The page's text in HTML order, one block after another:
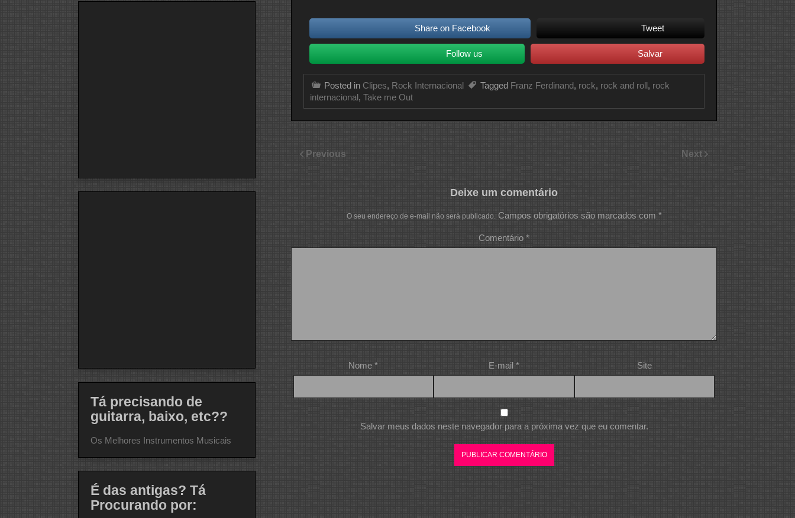
Share on Facebook Tweet
Follow us Salvar
Posted in Clipes, Rock Internacional Tagged Franz Ferdinand, rock, rock and roll, rock
internacional, Take me Out
Previous Next
Deixe um comentário
O seu endereço de e-mail não será publicado. Campos obrigatórios são marcados com *
Comentário *
Nome* E-mail * Site
Salvar meus dados neste navegador para a próxima vez que eu comentar.
Tá precisando de
guitarra, baixo, etc??
Os Melhores Instrumentos Musicais
É das antigas? Tá
Procurando por: